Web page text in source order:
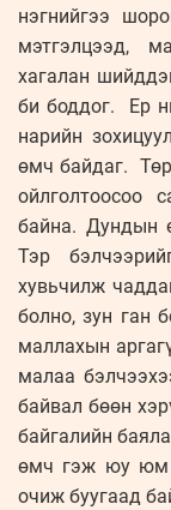
нэгнийгээ
мэтгэлцээд,
хагалан
би боддог. Ер
нарийн
өмч байдаг.
байна. Дундын
Тэр
хувьчилж
болно, зун ган
маллахын
малаа
байвал бөөн
байгалийн
өмч гэж юу юм
очиж буугаад